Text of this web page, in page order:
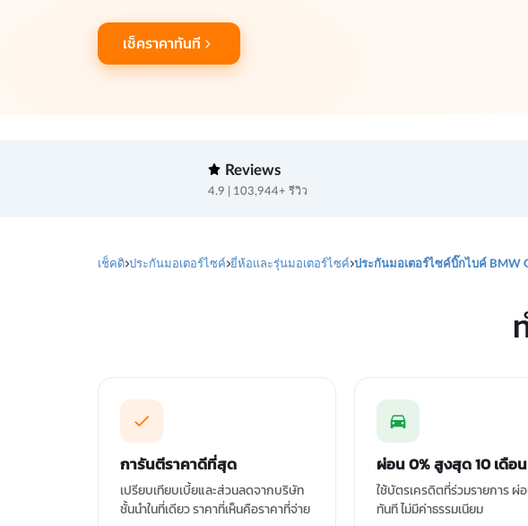
เช็คราคาทันที
Reviews
4.9 | 103,944+ รีวิว
เช็คดิ ประกันมอเตอร์ไซค์ ยี่ห้อและรุ่นมอเตอร์ไซค์ ประกันมอเตอร์ไซค์บิ๊กไบค์ BMW
การันตีราคาดีที่สุด
เปรียบเทียบเบี้ยและส่วนลดจากบริษัท
ชั้นนำในที่เดียว ราคาที่เห็นคือราคาที่จ่าย
ผ่อน 0% สูงสุด 10 เดือน
ใช้บัตรเครดิตที่ร่วมรายการ ผ่
ทันที ไม่มีค่าธรรมเนียม